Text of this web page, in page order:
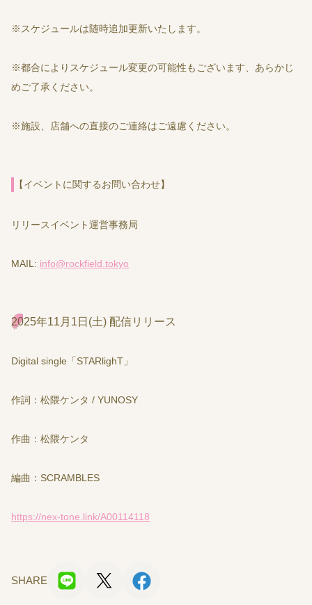
※スケジュールは随時追加更新いたします。
※都合によりスケジュール変更の可能性もございます、あらかじ
めご了承ください。
※施設、店舗への直接のご連絡はご遠慮ください。
【イベントに関するお問い合わせ】
リリースイベント運営事務局
MAIL: info@rockfield.tokyo
2025年11月1日(土) 配信リリース
Digital single「STARlighT」
作詞：松隈ケンタ / YUNOSY
作曲：松隈ケンタ
編曲：SCRAMBLES
https://nex-tone.link/A00114118
SHARE